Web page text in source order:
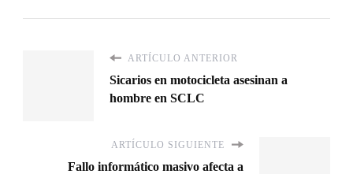
ARTÍCULO ANTERIOR
Sicarios en motocicleta asesinan a
hombre en SCLC
ARTÍCULO SIGUIENTE
Fallo informático masivo afecta a